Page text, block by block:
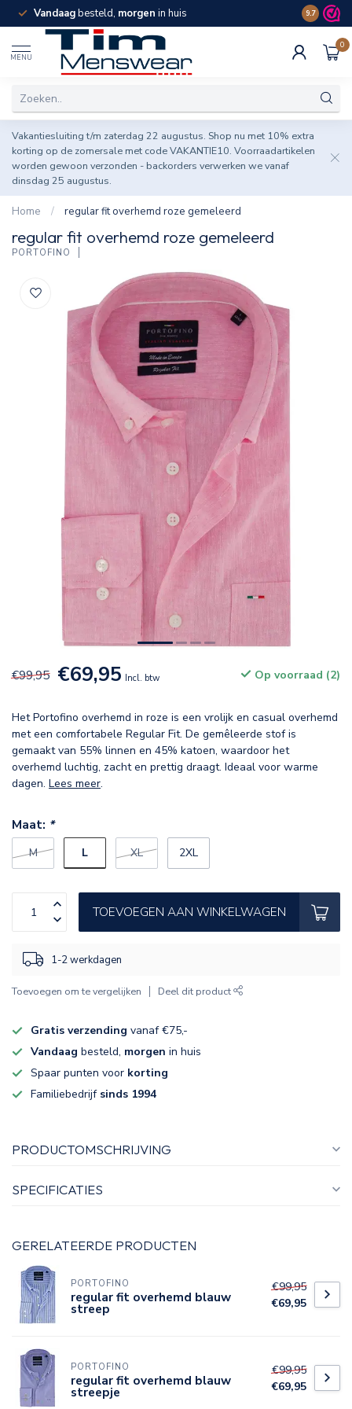
Vandaagbesteld, morgen in huis Spaar
9.7
MENU
0
Vakantiesluiting t/m zaterdag 22 augustus. Shop nu met 10% extra
korting op de zomersale met code VAKANTIE10. Voorraadartikelen
worden gewoon verzonden - backorders verwerken we vanaf
dinsdag 25 augustus.
Home / regular fit overhemd roze gemeleerd
regular fit overhemd roze gemeleerd
PORTOFINO
€99,95 €69,95 Incl. btw Op voorraad (2)
Het Portofino overhemd in roze is een vrolijk en casual overhemd
met een comfortabele Regular Fit. De gemêleerde stof is
gemaakt van 55% linnen en 45% katoen, waardoor het
overhemd luchtig, zacht en prettig draagt. Ideaal voor warme
dagen. Lees meer.
Maat: *
M L XL 2XL
TOEVOEGEN AAN WINKELWAGEN
1-2 werkdagen
Toevoegen om te vergelijken Deel dit product
Gratis verzending vanaf €75,-
Vandaag besteld, morgen in huis
Spaar punten voor korting
Familiebedrijf sinds 1994
PRODUCTOMSCHRIJVING
SPECIFICATIES
GERELATEERDE PRODUCTEN
PORTOFINO
regular fit overhemd blauw
streep
€99,95
€69,95
PORTOFINO
regular fit overhemd blauw
streepje
€99,95
€69,95